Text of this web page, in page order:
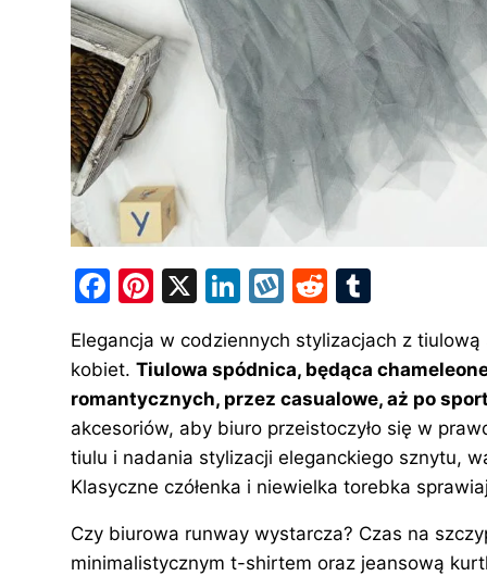
F
c
e
b
o
o
k
Pi
er
e
st
X
Li
k
e
dI
n
W
k
o
p
R
d
di
t
m
bl
r
Elegancja w codziennych stylizacjach z
kobiet. Tiulowa spódnica, będąca
romantycznych, przez casualowe, aż po
akcesoriów, aby biuro przeistoczyło się w
tiulu i nadania stylizacji eleganckiego sznytu,
Klasyczne czółenka i niewielka torebka
Czy biurowa runway wystarcza? Czas na
minimalistycznym t-shirtem oraz jeansową